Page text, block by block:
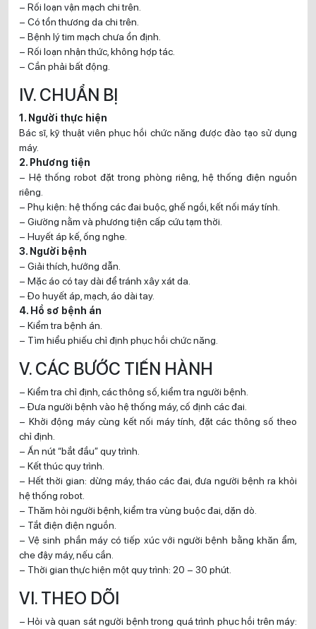
– Rối loạn vận mạch chi trên.
– Có tổn thương da chi trên.
– Bệnh lý tim mạch chưa ổn định.
– Rối loạn nhận thức, không hợp tác.
– Cần phải bất động.
IV. CHUẨN BỊ
1. Người thực hiện
Bác sĩ, kỹ thuật viên phục hồi chức năng được đào tạo sử dụng
máy.
2. Phương tiện
– Hệ thống robot đặt trong phòng riêng, hệ thống điện nguồn
riêng.
– Phụ kiện: hệ thống các đai buộc, ghế ngồi, kết nối máy tính.
– Giường nằm và phương tiện cấp cứu tạm thời.
– Huyết áp kế, ống nghe.
3. Người bệnh
– Giải thích, hướng dẫn.
– Mặc áo có tay dài để tránh xây xát da.
– Đo huyết áp, mạch, áo dài tay.
4. Hồ sơ bệnh án
– Kiểm tra bệnh án.
– Tìm hiểu phiếu chỉ định phục hồi chức năng.
V. CÁC BƯỚC TIẾN HÀNH
– Kiểm tra chỉ định, các thông số, kiểm tra người bệnh.
– Đưa người bệnh vào hệ thống máy, cố định các đai.
– Khởi động máy cùng kết nối máy tính, đặt các thông số theo
chỉ định.
– Ấn nút “bắt đầu” quy trình.
– Kết thúc quy trình.
– Hết thời gian: dừng máy, tháo các đai, đưa người bệnh ra khỏi
hệ thống robot.
– Thăm hỏi người bệnh, kiểm tra vùng buộc đai, dặn dò.
– Tắt điện điện nguồn.
– Vệ sinh phần máy có tiếp xúc với người bệnh bằng khăn ẩm,
che đậy máy, nếu cần.
– Thời gian thực hiện một quy trình: 20 – 30 phút.
VI. THEO DÕI
– Hỏi và quan sát người bệnh trong quá trình phục hồi trên máy: